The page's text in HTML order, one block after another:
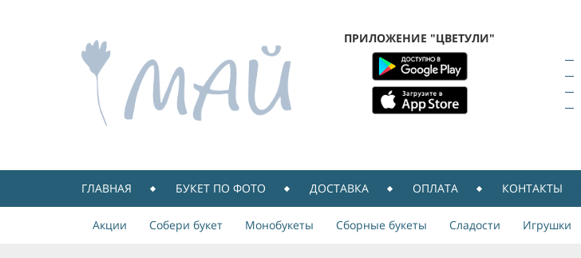
ПРИЛОЖЕНИЕ "ЦВЕТУЛИ"
ГЛАВНАЯ БУКЕТ ПО ФОТО ДОСТАВКА ОПЛАТА КОНТАКТЫ
Акции Собери букет Монобукеты Сборные букеты Сладости Игрушки